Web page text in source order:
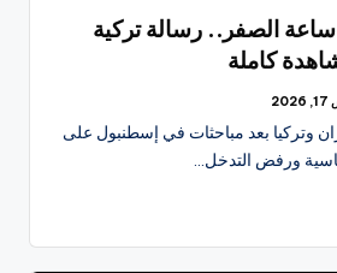
الصفر.. رسالة تركية
كاملة
وتركيا بعد مباحثات في إسطنبول على
ورفض التدخل…